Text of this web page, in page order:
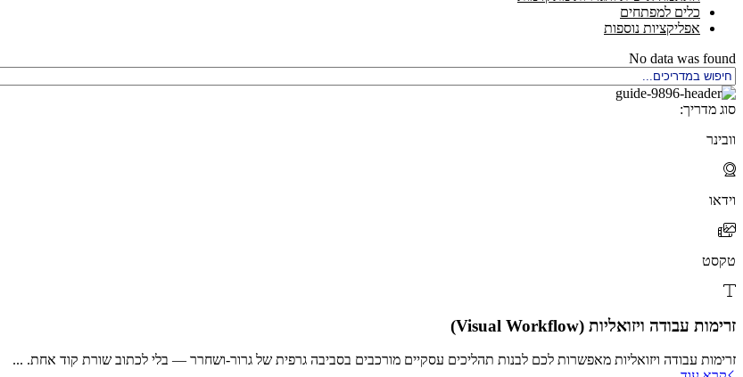
כלים למפתחים
אפליקציות נוספות
No data was found
סוג מדריך:
וובינר
וידאו
טקסט
זרימות עבודה ויזואליות (Visual Workflow)
זרימות עבודה ויזואליות מאפשרות לכם לבנות תהליכים עסקיים מורכבים בסביבה גרפית של גרור-ושחרר — בלי לכתוב שורת קוד אחת. ...